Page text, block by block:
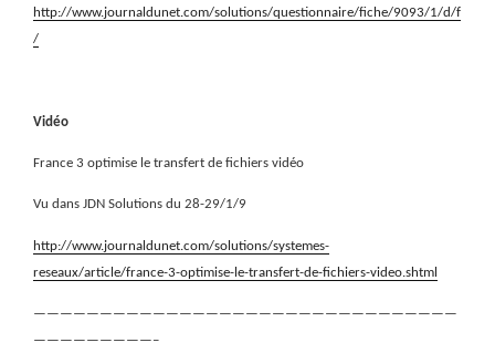
http://www.journaldunet.com/solutions/questionnaire/fiche/9093/1/d/f
/
Vidéo
France 3 optimise le transfert de fichiers vidéo
Vu dans JDN Solutions du 28-29/1/9
http://www.journaldunet.com/solutions/systemes-
reseaux/article/france-3-optimise-le-transfert-de-fichiers-video.shtml
————————————————————————————————
—————————–